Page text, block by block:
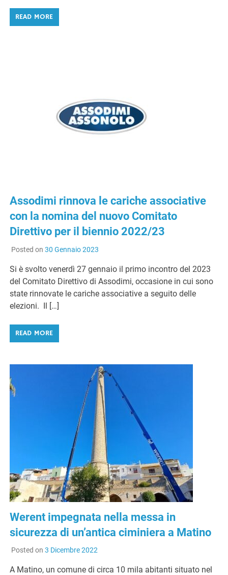
READ MORE
Assodimi rinnova le cariche associative
con la nomina del nuovo Comitato
Direttivo per il biennio 2022/23
Posted on 30 Gennaio 2023
Si è svolto venerdì 27 gennaio il primo incontro del 2023
del Comitato Direttivo di Assodimi, occasione in cui sono
state rinnovate le cariche associative a seguito delle
elezioni. Il […]
READ MORE
Werent impegnata nella messa in
sicurezza di un’antica ciminiera a Matino
Posted on 3 Dicembre 2022
A Matino, un comune di circa 10 mila abitanti situato nel